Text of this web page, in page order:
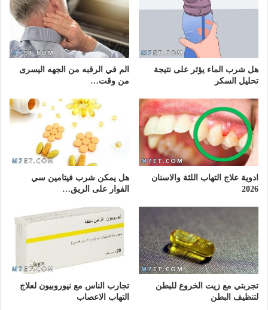
هل شرب الماء يؤثر على نتيجة
تحليل السكر
الم في الرقبه من الجهه اليسرى
من وقت…
ادوية علاج التهاب اللثة والاسنان
2026
هل يمكن شرب فيتامين سي
الفوار على الريق…
تجربتي مع زيت الخروع للبطن
لتنظيف البطن
تجارب الناس مع نيوروبيون لعلاج
التهاب الاعصاب